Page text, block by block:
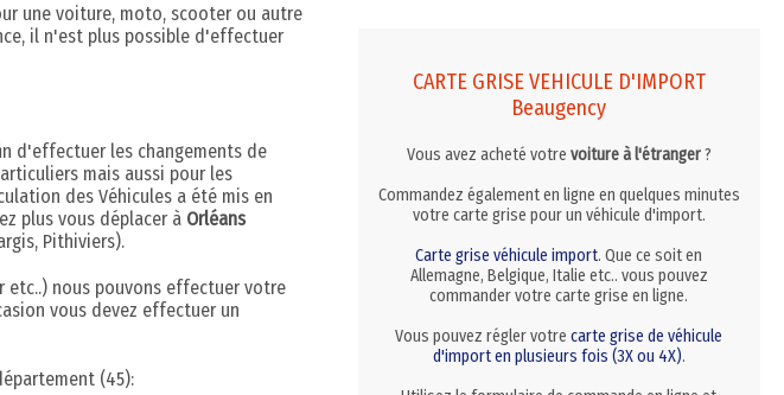
une voiture, moto, scooter ou autre
il n'est plus possible d'effectuer
d'effectuer les changements de
mais aussi pour les
des Véhicules a été mis en
plus vous déplacer à Orléans
Pithiviers).
nous pouvons effectuer votre
vous devez effectuer un
(45):
CARTE GRISE VEHICULE D'IMPORT
Beaugency
Vous avez acheté votre voiture à l'étranger?
Commandez également en ligne en quelques minutes
votre carte grise pour un véhicule d'import.
Carte grise véhicule import. Que ce soit en
Allemagne, Belgique, Italie etc.. vous pouvez
commander votre carte grise en ligne.
Vous pouvez régler votrecarte grise de véhicule
d'import en plusieurs fois (3X ou 4X).